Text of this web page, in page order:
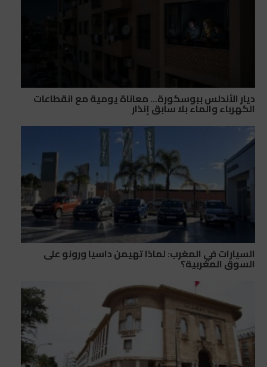
ديار الأندلس ببوسكورة… معاناة يومية مع انقطاعات
الكهرباء والماء بلا سابق إنذار
السيارات في المغرب: لماذا تهيمن داسيا ورونو على
السوق المغربية؟